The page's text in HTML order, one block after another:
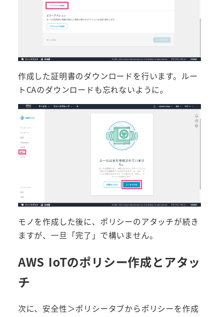
作成した証明書のダウンロードを行います。ルー
トCAのダウンロードも忘れないように。
モノを作成した後に、ポリシーのアタッチが続き
ますが、一旦「完了」で構いません。
AWS IoTのポリシー作成とアタッ
チ
次に、安全性＞ポリシータブからポリシーを作成